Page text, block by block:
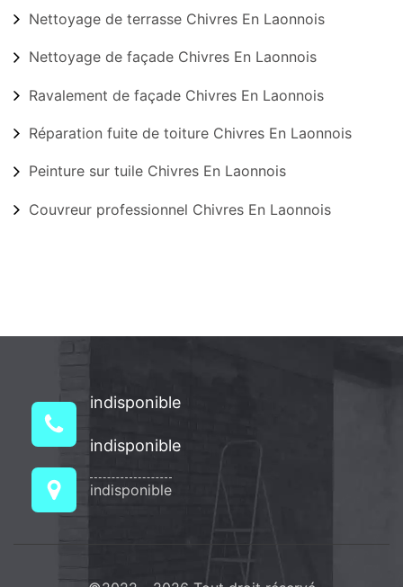
Nettoyage de terrasse Chivres En Laonnois
Nettoyage de façade Chivres En Laonnois
Ravalement de façade Chivres En Laonnois
Réparation fuite de toiture Chivres En Laonnois
Peinture sur tuile Chivres En Laonnois
Couvreur professionnel Chivres En Laonnois
indisponible
indisponible
indisponible